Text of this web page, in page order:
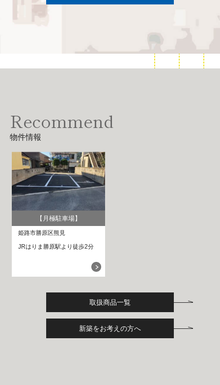
Recommend
物件情報
【月極駐車場】
姫路市勝原区熊見
JRはりま勝原駅より徒歩2分
取扱商品一覧
新築をお考えの方へ